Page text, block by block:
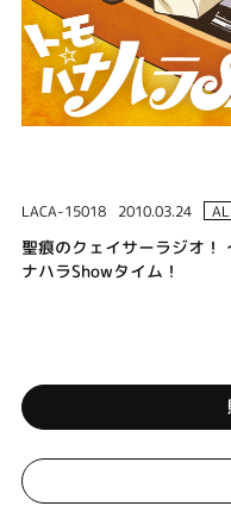
LACA-15018 2010.03.24
聖痕のクェイサーラジオ
ナハラShowタイム！